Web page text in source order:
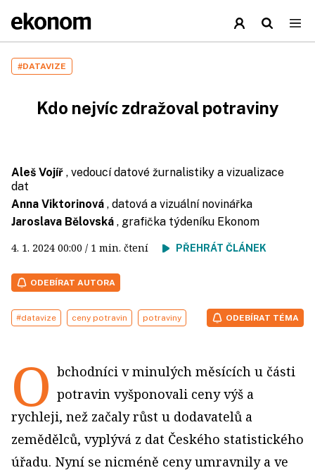
#DATAVIZE
Kdo nejvíc zdražoval potraviny
Aleš Vojíř , vedoucí datové žurnalistiky a vizualizace
dat
Anna Viktorinová , datová a vizuální novinářka
Jaroslava Bělovská , grafička týdeníku Ekonom
4. 1. 2024 00:00 / 1 min. čtení PŘEHRÁT ČLÁNEK
ODEBÍRAT AUTORA
#datavize ceny potravin potraviny ODEBÍRAT TÉMA
O bchodníci v minulých měsících u části
potravin vyšponovali ceny výš a
rychleji, než začaly růst u dodavatelů a
zemědělců, vyplývá z dat Českého statistického
úřadu. Nyní se nicméně ceny umravnily a ve